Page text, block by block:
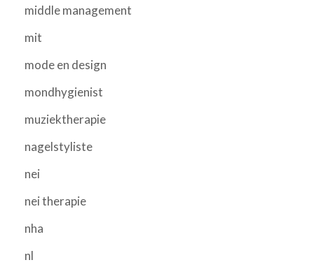
middle management
mit
mode en design
mondhygienist
muziektherapie
nagelstyliste
nei
nei therapie
nha
nl